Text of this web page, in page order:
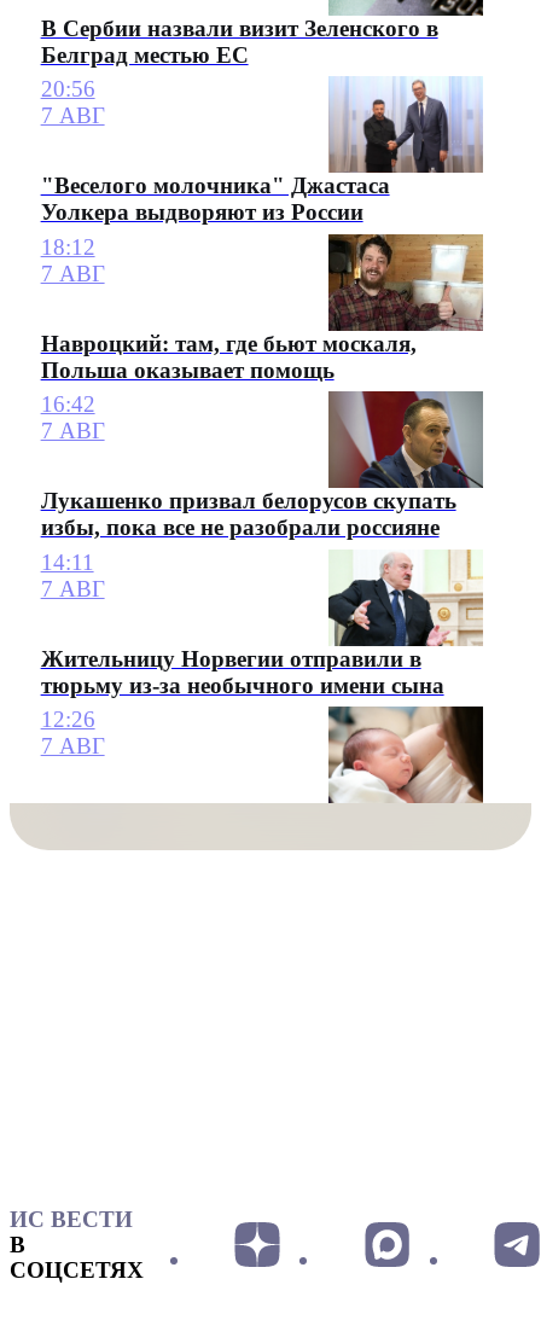
В Сербии назвали визит Зеленского в
Белград местью ЕС
20:56
7 АВГ
"Веселого молочника" Джастаса
Уолкера выдворяют из России
18:12
7 АВГ
Навроцкий: там, где бьют москаля,
Польша оказывает помощь
16:42
7 АВГ
Лукашенко призвал белорусов скупать
избы, пока все не разобрали россияне
14:11
7 АВГ
Жительницу Норвегии отправили в
тюрьму из-за необычного имени сына
12:26
7 АВГ
ИС ВЕСТИ
В
СОЦСЕТЯХ